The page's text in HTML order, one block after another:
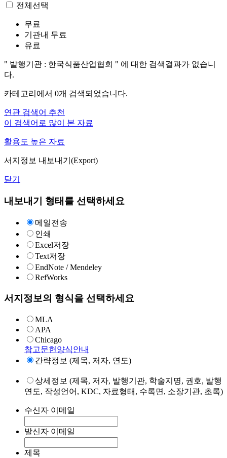
전체선택
무료
기관내 무료
유료
" 발행기관 : 한국식품산업협회 " 에 대한 검색결과가 없습니
다.
카테고리에서 0개 검색되었습니다.
연관 검색어 추천
이 검색어로 많이 본 자료
활용도 높은 자료
서지정보 내보내기(Export)
닫기
내보내기 형태를 선택하세요
메일전송
인쇄
Excel저장
Text저장
EndNote / Mendeley
RefWorks
서지정보의 형식을 선택하세요
MLA
APA
Chicago
참고문헌양식안내
간략정보 (제목, 저자, 연도)
상세정보 (제목, 저자, 발행기관, 학술지명, 권호, 발행
연도, 작성언어, KDC, 자료형태, 수록면, 소장기관, 초록)
수신자 이메일
발신자 이메일
제목